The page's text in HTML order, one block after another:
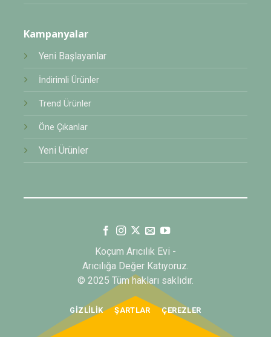
Kampanyalar
Yeni Başlayanlar
İndirimli Ürünler
Trend Ürünler
Öne Çıkanlar
Yeni Ürünler
Koçum Arıcılık Evi -
Arıcılığa Değer Katıyoruz.
© 2025 Tüm hakları saklıdır.
GIZLILIK ŞARTLAR ÇEREZLER